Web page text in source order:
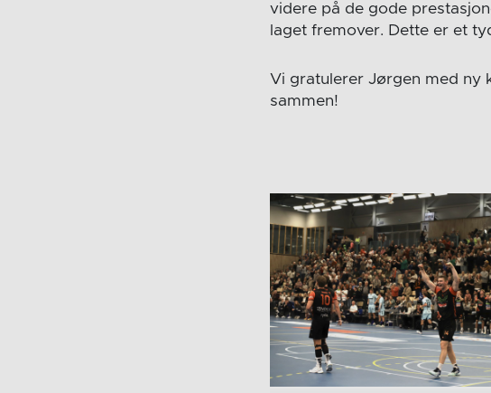
videre på de gode
laget fremover. Dette er et
Vi gratulerer Jørgen med ny
sammen!